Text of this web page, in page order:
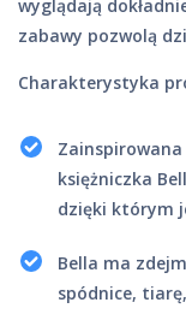
wyglądają
zabawy pozwolą
Charakterystyka
Zainspirowana
księżniczka
dzięki którym
Bella ma
spódnice,